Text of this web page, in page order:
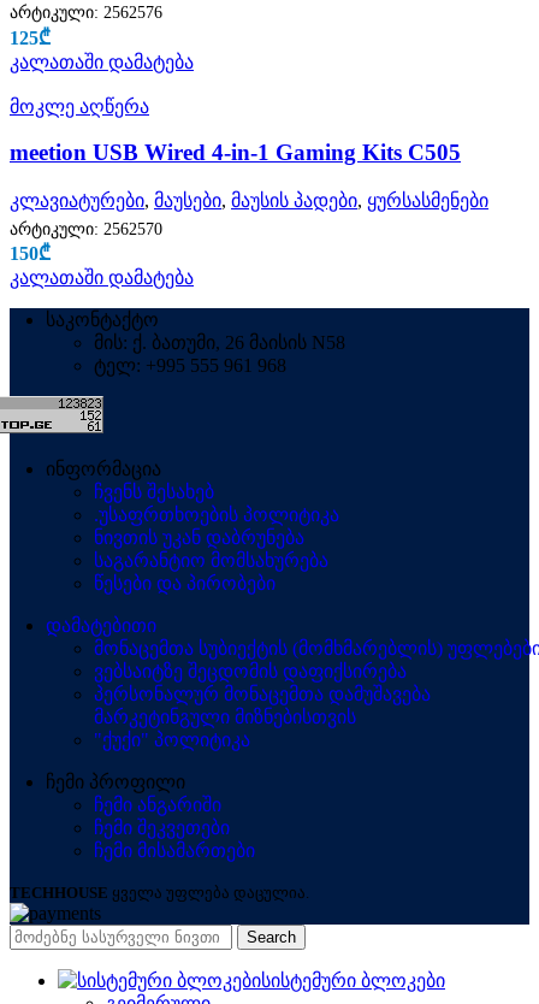
არტიკული: 2562576
125₾
კალათაში დამატება
მოკლე აღწერა
meetion USB Wired 4-in-1 Gaming Kits C505
კლავიატურები, მაუსები, მაუსის პადები, ყურსასმენები
არტიკული: 2562570
150₾
კალათაში დამატება
საკონტაქტო
მის: ქ. ბათუმი, 26 მაისის N58
ტელ: +995 555 961 968
ინფორმაცია
ჩვენს შესახებ
.უსაფრთხოების პოლიტიკა
ნივთის უკან დაბრუნება
საგარანტიო მომსახურება
წესები და პირობები
დამატებითი
მონაცემთა სუბიექტის (მომხმარებლის)
ვებსაიტზე შეცდომის დაფიქსირება
პერსონალურ მონაცემთა დამუშავება
მარკეტინგული მიზნებისთვის
"ქუქი" პოლიტიკა
ჩემი პროფილი
ჩემი ანგარიში
ჩემი შეკვეთები
ჩემი მისამართები
TECHHOUSE ყველა უფლება დაცულია.
Search
სისტემური ბლოკები